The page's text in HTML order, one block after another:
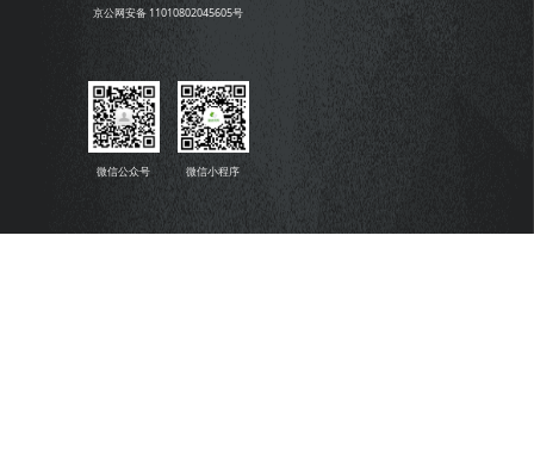
京公网安备 11010802045605号
微信公众号 微信小程序